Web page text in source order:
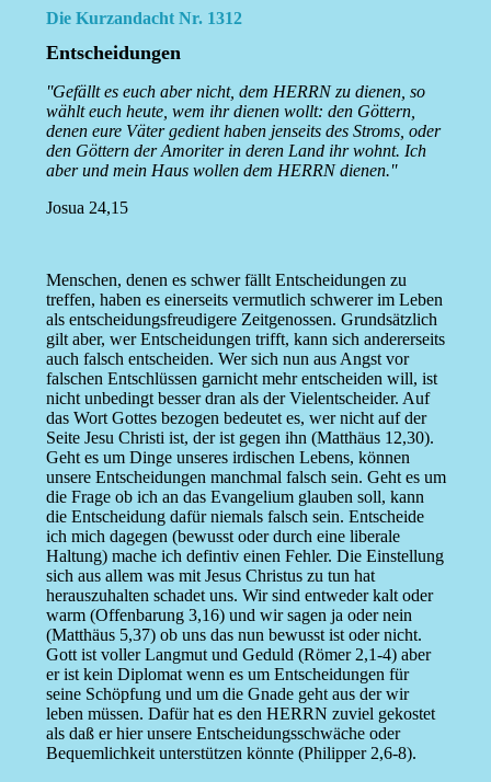
Die Kurzandacht Nr. 1312
Entscheidungen
''Gefällt es euch aber nicht, dem HERRN zu dienen, so
wählt euch heute, wem ihr dienen wollt: den Göttern,
denen eure Väter gedient haben jenseits des Stroms, oder
den Göttern der Amoriter in deren Land ihr wohnt. Ich
aber und mein Haus wollen dem HERRN dienen.''
Josua 24,15
Menschen, denen es schwer fällt Entscheidungen zu
treffen, haben es einerseits vermutlich schwerer im Leben
als entscheidungsfreudigere Zeitgenossen. Grundsätzlich
gilt aber, wer Entscheidungen trifft, kann sich andererseits
auch falsch entscheiden. Wer sich nun aus Angst vor
falschen Entschlüssen garnicht mehr entscheiden will, ist
nicht unbedingt besser dran als der Vielentscheider. Auf
das Wort Gottes bezogen bedeutet es, wer nicht auf der
Seite Jesu Christi ist, der ist gegen ihn (Matthäus 12,30).
Geht es um Dinge unseres irdischen Lebens, können
unsere Entscheidungen manchmal falsch sein. Geht es um
die Frage ob ich an das Evangelium glauben soll, kann
die Entscheidung dafür niemals falsch sein. Entscheide
ich mich dagegen (bewusst oder durch eine liberale
Haltung) mache ich defintiv einen Fehler. Die Einstellung
sich aus allem was mit Jesus Christus zu tun hat
herauszuhalten schadet uns. Wir sind entweder kalt oder
warm (Offenbarung 3,16) und wir sagen ja oder nein
(Matthäus 5,37) ob uns das nun bewusst ist oder nicht.
Gott ist voller Langmut und Geduld (Römer 2,1-4) aber
er ist kein Diplomat wenn es um Entscheidungen für
seine Schöpfung und um die Gnade geht aus der wir
leben müssen. Dafür hat es den HERRN zuviel gekostet
als daß er hier unsere Entscheidungsschwäche oder
Bequemlichkeit unterstützen könnte (Philipper 2,6-8).